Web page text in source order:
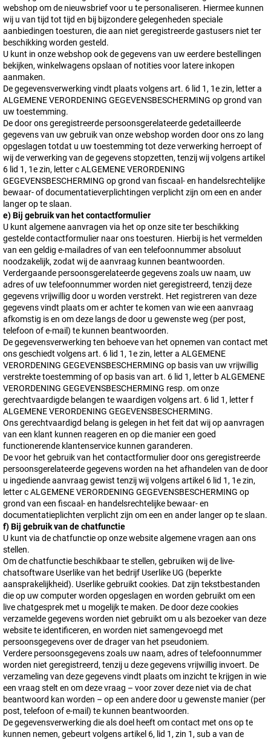
webshop om de nieuwsbrief voor u te personaliseren. Hiermee kunnen
wij u van tijd tot tijd en bij bijzondere gelegenheden speciale
aanbiedingen toesturen, die aan niet geregistreerde gastusers niet ter
beschikking worden gesteld.
U kunt in onze webshop ook de gegevens van uw eerdere bestellingen
bekijken, winkelwagens opslaan of notities voor latere inkopen
aanmaken.
De gegevensverwerking vindt plaats volgens art. 6 lid 1, 1e zin, letter a
ALGEMENE VERORDENING GEGEVENSBESCHERMING op grond van
uw toestemming.
De door ons geregistreerde persoonsgerelateerde gedetailleerde
gegevens van uw gebruik van onze webshop worden door ons zo lang
opgeslagen totdat u uw toestemming tot deze verwerking herroept of
wij de verwerking van de gegevens stopzetten, tenzij wij volgens artikel
6 lid 1, 1e zin, letter c ALGEMENE VERORDENING
GEGEVENSBESCHERMING op grond van fiscaal- en handelsrechtelijke
bewaar- of documentatieverplichtingen verplicht zijn om een en ander
langer op te slaan.
e) Bij gebruik van het contactformulier
U kunt algemene aanvragen via het op onze site ter beschikking
gestelde contactformulier naar ons toesturen. Hierbij is het vermelden
van een geldig e-mailadres of van een telefoonnummer absoluut
noodzakelijk, zodat wij de aanvraag kunnen beantwoorden.
Verdergaande persoonsgerelateerde gegevens zoals uw naam, uw
adres of uw telefoonnummer worden niet geregistreerd, tenzij deze
gegevens vrijwillig door u worden verstrekt. Het registreren van deze
gegevens vindt plaats om er achter te komen van wie een aanvraag
afkomstig is en om deze langs de door u gewenste weg (per post,
telefoon of e-mail) te kunnen beantwoorden.
De gegevensverwerking ten behoeve van het opnemen van contact met
ons geschiedt volgens art. 6 lid 1, 1e zin, letter a ALGEMENE
VERORDENING GEGEVENSBESCHERMING op basis van uw vrijwillig
verstrekte toestemming of op basis van art. 6 lid 1, letter b ALGEMENE
VERORDENING GEGEVENSBESCHERMING resp. om onze
gerechtvaardigde belangen te waardigen volgens art. 6 lid 1, letter f
ALGEMENE VERORDENING GEGEVENSBESCHERMING.
Ons gerechtvaardigd belang is gelegen in het feit dat wij op aanvragen
van een klant kunnen reageren en op die manier een goed
functionerende klantenservice kunnen garanderen.
De voor het gebruik van het contactformulier door ons geregistreerde
persoonsgerelateerde gegevens worden na het afhandelen van de door
u ingediende aanvraag gewist tenzij wij volgens artikel 6 lid 1, 1e zin,
letter c ALGEMENE VERORDENING GEGEVENSBESCHERMING op
grond van een fiscaal- en handelsrechtelijke bewaar- en
documentatieplichten verplicht zijn om een en ander langer op te slaan.
f) Bij gebruik van de chatfunctie
U kunt via de chatfunctie op onze website algemene vragen aan ons
stellen.
Om de chatfunctie beschikbaar te stellen, gebruiken wij de live-
chatsoftware Userlike van het bedrijf Userlike UG (beperkte
aansprakelijkheid). Userlike gebruikt cookies. Dat zijn tekstbestanden
die op uw computer worden opgeslagen en worden gebruikt om een
live chatgesprek met u mogelijk te maken. De door deze cookies
verzamelde gegevens worden niet gebruikt om u als bezoeker van deze
website te identificeren, en worden niet samengevoegd met
persoonsgegevens over de drager van het pseudoniem.
Verdere persoonsgegevens zoals uw naam, adres of telefoonnummer
worden niet geregistreerd, tenzij u deze gegevens vrijwillig invoert. De
verzameling van deze gegevens vindt plaats om inzicht te krijgen in wie
een vraag stelt en om deze vraag – voor zover deze niet via de chat
beantwoord kan worden – op een andere door u gewenste manier (per
post, telefoon of e-mail) te kunnen beantwoorden.
De gegevensverwerking die als doel heeft om contact met ons op te
kunnen nemen, gebeurt volgens artikel 6, lid 1, zin 1, sub a van de